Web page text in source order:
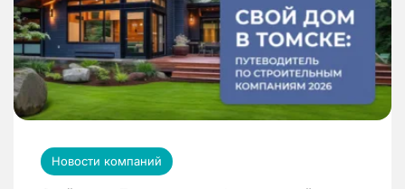
Новости компаний